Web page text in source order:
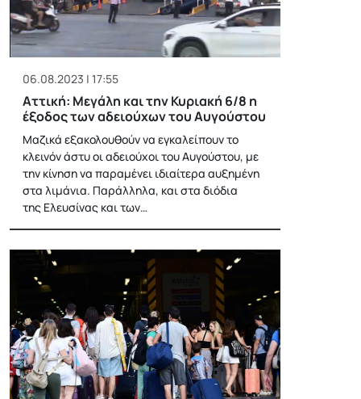
06.08.2023 | 17:55
Αττική: Μεγάλη και την Κυριακή 6/8 η
έξοδος των αδειούχων του Αυγούστου
Μαζικά εξακολουθούν να εγκαλείπουν το
κλεινόν άστυ οι αδειούχοι του Αυγούστου, με
την κίνηση να παραμένει ιδιαίτερα αυξημένη
στα λιμάνια. Παράλληλα, και στα διόδια
της Ελευσίνας και των…